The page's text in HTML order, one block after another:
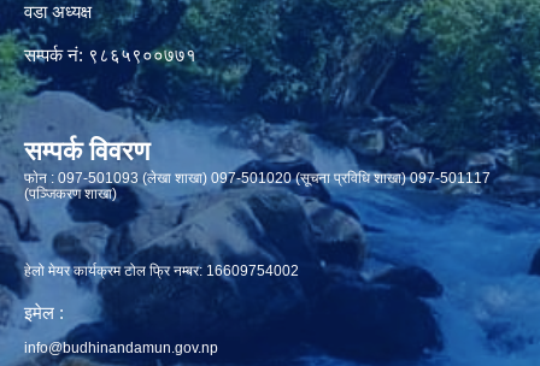
वडा अध्यक्ष
सम्पर्क नं: ९८६५९००७७१
सम्पर्क विवरण
फाेन : 097-501093 (लेखा शाखा) 097-501020 (सूचना प्रविधि शाखा) 097-501117
(पञ्जिकरण शाखा)
हेलो मेयर कार्यक्रम टोल फ्रि नम्बर: 16609754002
इमेल :
info@budhinandamun.gov.np